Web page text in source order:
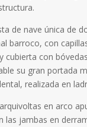
de nave única de
barroco, con
cubierta con
su gran portada
realizada en
en arco
las jambas en